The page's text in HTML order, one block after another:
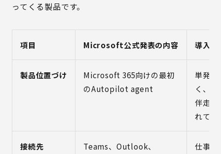
ってくる製品です。
項目 Microsoft公式発表の内容 導入企
製品位置づけ
Microsoft 365向けの最初
のAutopilot agent
単発回
く、
伴走と
れてい
接続先
Teams、Outlook、
仕事の